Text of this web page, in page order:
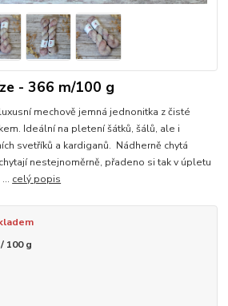
- 366 m/100 g
mechově jemná jednonitka z čisté
Ideální na pletení šátků, šálů, ale i
svetříků a kardiganů. Nádherně chytá
nestejnoměrně, přadeno si tak v úpletu
celý popis
100 g